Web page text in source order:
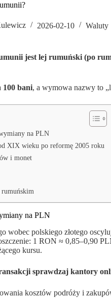
2026-02-10 Waluty
jest lej rumuński (po
100 bani, a wymowa nazwy to
na PLN
XIX wieku po reformę 2005 roku
i monet
na PLN
wobec polskiego złotego
1 RON ≈ 0,85–0,90
kursu.
sprawdzaj kantory
kosztów podróży i